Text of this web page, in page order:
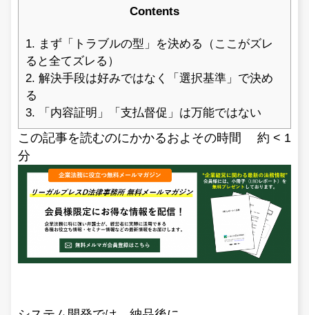
Contents
1. まず「トラブルの型」を決める（ここがズレ
ると全てズレる）
2. 解決手段は好みではなく「選択基準」で決め
る
3. 「内容証明」「支払督促」は万能ではない
この記事を読むのにかかるおよその時間 約 < 1
分